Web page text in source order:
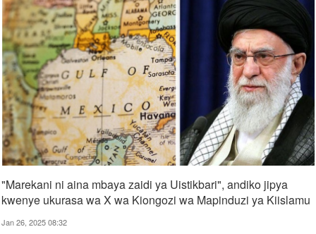
"Marekani ni aina mbaya zaidi ya Uistikbari", andiko jipya
kwenye ukurasa wa X wa Kiongozi wa Mapinduzi ya Kiislamu
Jan 26, 2025 08:32